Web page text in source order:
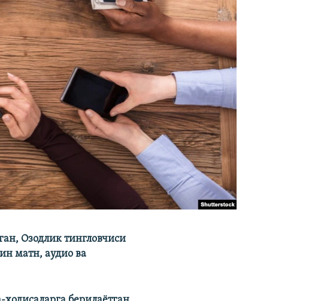
Озодлик тингловчиси
матн, аудио ва